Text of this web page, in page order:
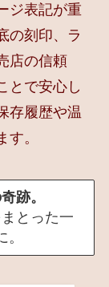
ジ表記が重
の刻印、ラ
店の信頼
とで安心し
存履歴や温
。
跡。
とった一